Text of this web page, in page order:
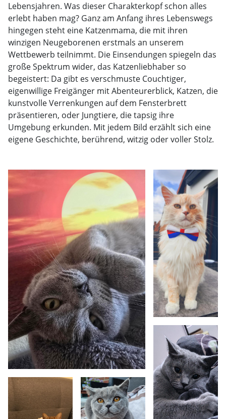
Lebensjahren. Was dieser Charakterkopf schon alles
erlebt haben mag? Ganz am Anfang ihres Lebenswegs
hingegen steht eine Katzenmama, die mit ihren
winzigen Neugeborenen erstmals an unserem
Wettbewerb teilnimmt. Die Einsendungen spiegeln das
große Spektrum wider, das Katzenliebhaber so
begeistert: Da gibt es verschmuste Couchtiger,
eigenwillige Freigänger mit Abenteurerblick, Katzen, die
kunstvolle Verrenkungen auf dem Fensterbrett
präsentieren, oder Jungtiere, die tapsig ihre
Umgebung erkunden. Mit jedem Bild erzählt sich eine
eigene Geschichte, berührend, witzig oder voller Stolz.